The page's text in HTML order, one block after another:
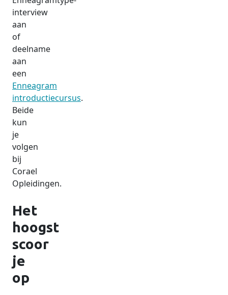
interview
aan
of
deelname
aan
een
Enneagram
introductiecursus.
Beide
kun
je
volgen
bij
Corael
Opleidingen.
Het
hoogst
scoor
je
op